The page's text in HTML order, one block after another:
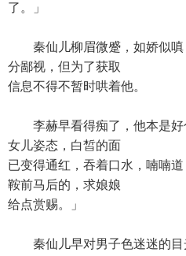
了。」
秦仙儿柳眉微蹙，如娇似嗔
分鄙视，但为了获取
信息不得不暂时哄着他。
李赫早看得痴了，他本是好
女儿姿态，白皙的面
已变得通红，吞着口水，喃喃
鞍前马后的，求娘娘
给点赏赐。」
秦仙儿早对男子色迷迷的目